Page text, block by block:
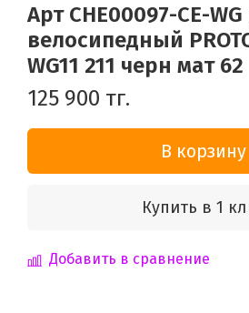
Арт CHE00097-CE-
велосипедный
WG11 211 черн мат 62
125 900 тг.
В корзину
Купить в 1
Добавить в сравнение